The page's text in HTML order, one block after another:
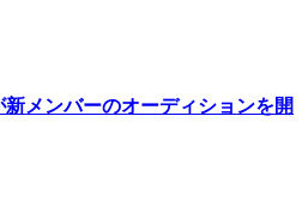
メンバーのオーディションを開